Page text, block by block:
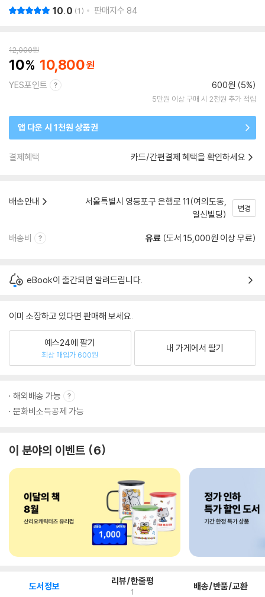
10.0 1 판매지수 84
12,000원
10 10,800
YES포인트 600원 (5%)
5만원 이상 구매 시 2천원 추가 적립
앱 다운 시 1천원 상품권
결제혜택 카드/간편결제 혜택을 확인하세요
배송안내
서울특별시 영등포구 은행로 11(여의도동,
일신빌딩)
변경
배송비 유료 (도서 15,000원 이상 무료)
eBook이 출간되면 알려드립니다.
이미 소장하고 있다면 판매해 보세요.
예스24에 팔기
최상 매입가 600원
내 가게에서 팔기
해외배송 가능
문화비소득공제 가능
이 분야의 이벤트 6
도서정보 리뷰/한줄평
1 배송/반품/교환